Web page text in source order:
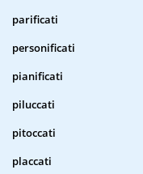
parificati
personificati
pianificati
piluccati
pitoccati
placcati